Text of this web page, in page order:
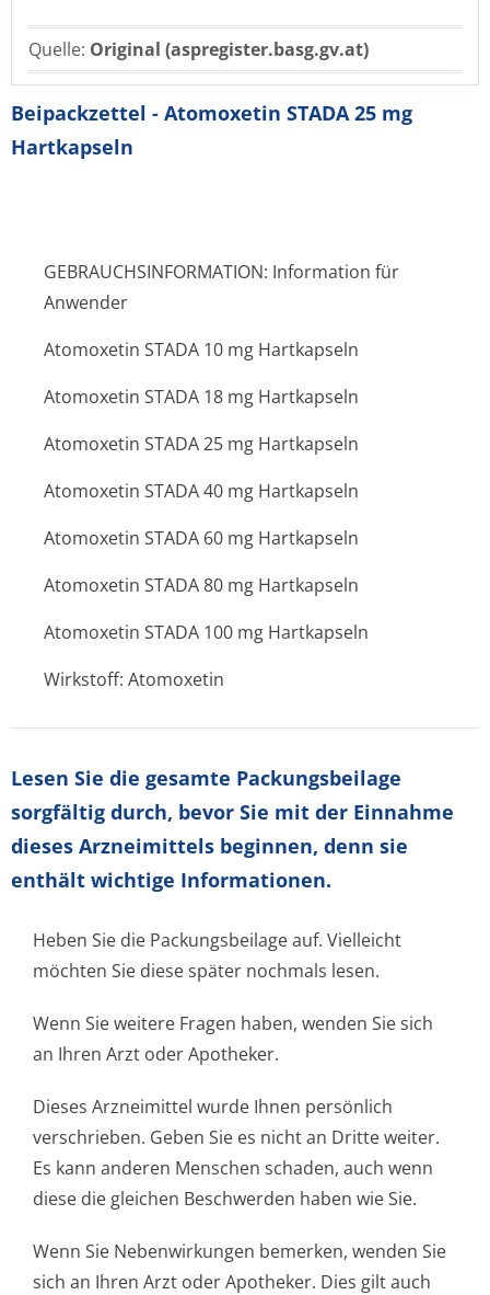
Quelle: Original (aspregister.basg.gv.at)
Beipackzettel - Atomoxetin STADA 25 mg
Hartkapseln
GEBRAUCHSINFORMATION: Information für
Anwender
Atomoxetin STADA 10 mg Hartkapseln
Atomoxetin STADA 18 mg Hartkapseln
Atomoxetin STADA 25 mg Hartkapseln
Atomoxetin STADA 40 mg Hartkapseln
Atomoxetin STADA 60 mg Hartkapseln
Atomoxetin STADA 80 mg Hartkapseln
Atomoxetin STADA 100 mg Hartkapseln
Wirkstoff: Atomoxetin
Lesen Sie die gesamte Packungsbeilage
sorgfältig durch, bevor Sie mit der Einnahme
dieses Arzneimittels beginnen, denn sie
enthält wichtige Informationen.
Heben Sie die Packungsbeilage auf. Vielleicht
möchten Sie diese später nochmals lesen.
Wenn Sie weitere Fragen haben, wenden Sie sich
an Ihren Arzt oder Apotheker.
Dieses Arzneimittel wurde Ihnen persönlich
verschrieben. Geben Sie es nicht an Dritte weiter.
Es kann anderen Menschen schaden, auch wenn
diese die gleichen Beschwerden haben wie Sie.
Wenn Sie Nebenwirkungen bemerken, wenden Sie
sich an Ihren Arzt oder Apotheker. Dies gilt auch